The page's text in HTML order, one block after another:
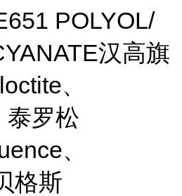
POLYOL/
汉高旗
、
泰罗松
、
格斯